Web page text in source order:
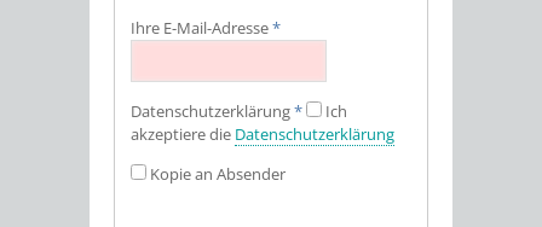
Ihre E-Mail-Adresse*
Datenschutz­erklärung*
Ich
akzeptiere die Datenschutz­erklärung
Kopie an Absender